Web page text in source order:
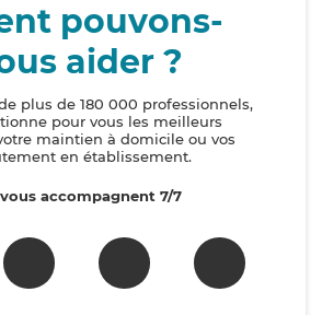
pouvons-
aider ?
plus de 180 000 professionnels,
pour vous les meilleurs
maintien à domicile ou vos
en établissement.
accompagnent 7/7